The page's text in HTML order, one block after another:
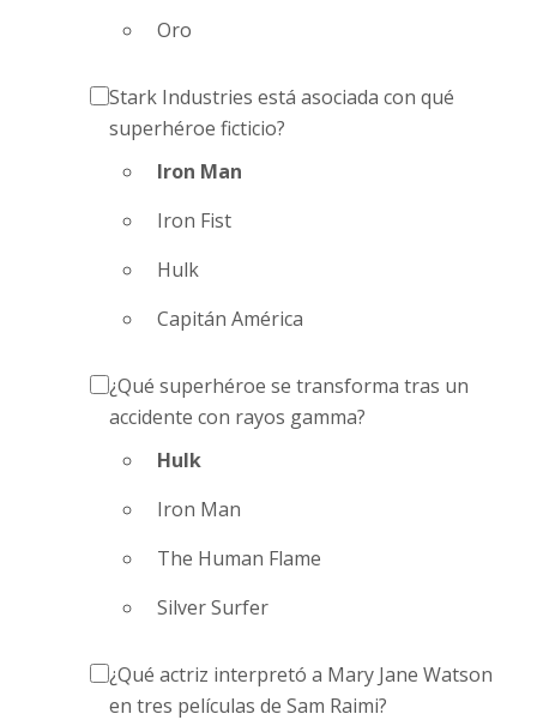
Oro
Stark Industries está asociada con qué
superhéroe ficticio?
Iron Man
Iron Fist
Hulk
Capitán América
¿Qué superhéroe se transforma tras un
accidente con rayos gamma?
Hulk
Iron Man
The Human Flame
Silver Surfer
¿Qué actriz interpretó a Mary Jane Watson
en tres películas de Sam Raimi?